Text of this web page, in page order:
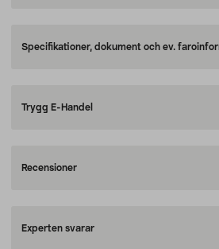
Specifikationer, dokument och ev.
Trygg E-Handel
Recensioner
Experten svarar